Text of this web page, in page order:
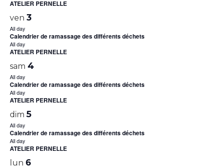
ATELIER PERNELLE
ven 3
All day
Calendrier de ramassage des différents déchets
All day
ATELIER PERNELLE
sam 4
All day
Calendrier de ramassage des différents déchets
All day
ATELIER PERNELLE
dim 5
All day
Calendrier de ramassage des différents déchets
All day
ATELIER PERNELLE
lun 6